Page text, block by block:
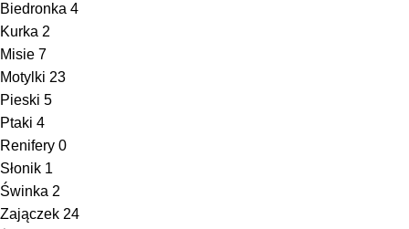
Biedronka 4
Kurka 2
Misie 7
Motylki 23
Pieski 5
Ptaki 4
Renifery 0
Słonik 1
Świnka 2
Zajączek 24